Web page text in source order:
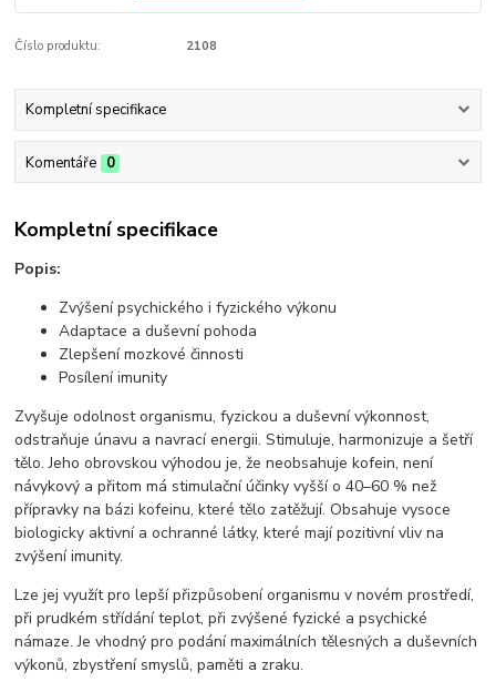
Číslo produktu: 2108
Kompletní specifikace
Komentáře 0
Kompletní specifikace
Popis:
Zvýšení psychického i fyzického výkonu
Adaptace a duševní pohoda
Zlepšení mozkové činnosti
Posílení imunity
Zvyšuje odolnost organismu, fyzickou a duševní výkonnost,
odstraňuje únavu a navrací energii. Stimuluje, harmonizuje a šetří
tělo. Jeho obrovskou výhodou je, že neobsahuje kofein, není
návykový a přitom má stimulační účinky vyšší o 40–60 % než
přípravky na bázi kofeinu, které tělo zatěžují. Obsahuje vysoce
biologicky aktivní a ochranné látky, které mají pozitivní vliv na
zvýšení imunity.
Lze jej využít pro lepší přizpůsobení organismu v novém prostředí,
při prudkém střídání teplot, při zvýšené fyzické a psychické
námaze. Je vhodný pro podání maximálních tělesných a duševních
výkonů, zbystření smyslů, paměti a zraku.